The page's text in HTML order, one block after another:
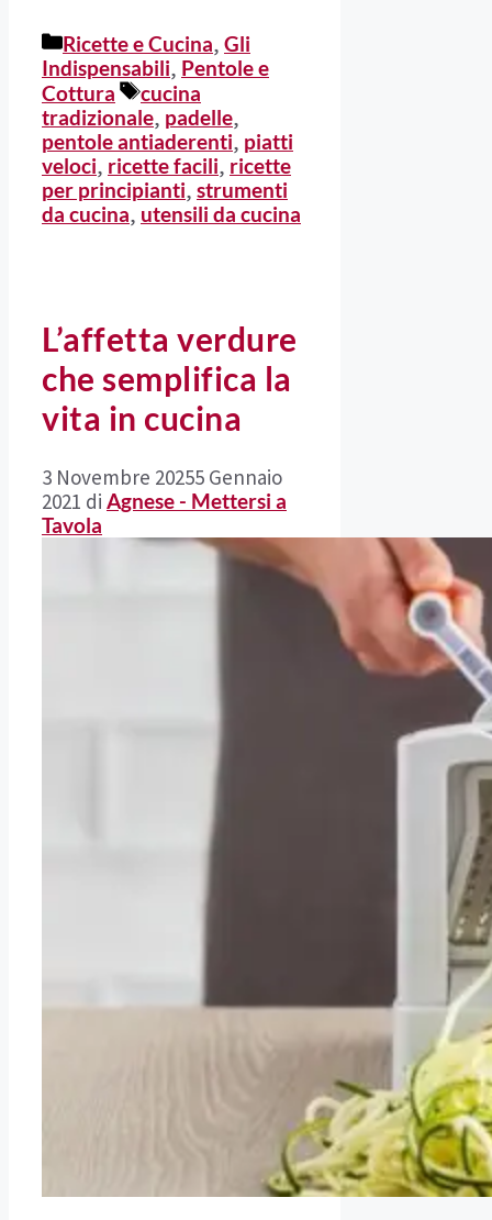
Categorie
Ricette e Cucina, Gli
Indispensabili, Pentole e
Cottura
Tag
cucina
tradizionale, padelle,
pentole antiaderenti, piatti
veloci, ricette facili, ricette
per principianti, strumenti
da cucina, utensili da cucina
L’affetta verdure
che semplifica la
vita in cucina
3 Novembre 20255 Gennaio
2021 di Agnese - Mettersi a
Tavola